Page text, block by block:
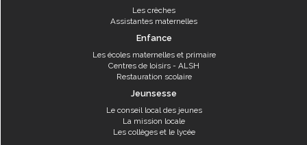
Les crèches
Assistantes maternelles
Enfance
Les écoles maternelles et primaire
Centres de loisirs - ALSH
Restauration scolaire
Jeunsesse
Le conseil local des jeunes
La mission locale
Les collèges et le lycée